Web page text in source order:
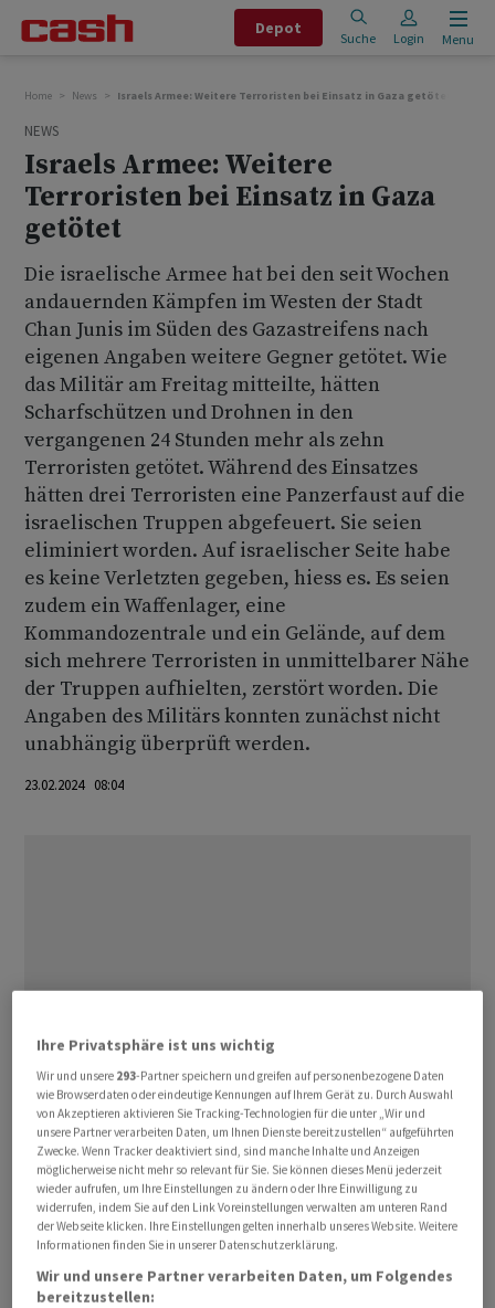
Depot
Suche Login Menu
Home News Israels Armee: Weitere Terroristen bei Einsatz in Gaza getötet
NEWS
Israels Armee: Weitere
Terroristen bei Einsatz in Gaza
getötet
Die israelische Armee hat bei den seit Wochen
andauernden Kämpfen im Westen der Stadt
Chan Junis im Süden des Gazastreifens nach
eigenen Angaben weitere Gegner getötet. Wie
das Militär am Freitag mitteilte, hätten
Scharfschützen und Drohnen in den
vergangenen 24 Stunden mehr als zehn
Terroristen getötet. Während des Einsatzes
hätten drei Terroristen eine Panzerfaust auf die
israelischen Truppen abgefeuert. Sie seien
eliminiert worden. Auf israelischer Seite habe
es keine Verletzten gegeben, hiess es. Es seien
zudem ein Waffenlager, eine
Kommandozentrale und ein Gelände, auf dem
sich mehrere Terroristen in unmittelbarer Nähe
der Truppen aufhielten, zerstört worden. Die
Angaben des Militärs konnten zunächst nicht
unabhängig überprüft werden.
23.02.2024 08:04
Auch im Norden sowie im Zentrum des abgeriegelten
Küstenstreifens seien mehrere Terroristen getötet und
Waffenlager gefunden worden, hiess es weiter. Zudem
hätten die Truppen weitere Tunnelschächte freigelegt.
Ihre Privatsphäre ist uns wichtig
Wir und unsere 293-Partner speichern und greifen auf personenbezogene Daten
wie Browserdaten oder eindeutige Kennungen auf Ihrem Gerät zu. Durch Auswahl
von Akzeptieren aktivieren Sie Tracking-Technologien für die unter „Wir und
unsere Partner verarbeiten Daten, um Ihnen Dienste bereitzustellen“ aufgeführten
Zwecke. Wenn Tracker deaktiviert sind, sind manche Inhalte und Anzeigen
möglicherweise nicht mehr so relevant für Sie. Sie können dieses Menü jederzeit
wieder aufrufen, um Ihre Einstellungen zu ändern oder Ihre Einwilligung zu
widerrufen, indem Sie auf den Link Voreinstellungen verwalten am unteren Rand
der Webseite klicken. Ihre Einstellungen gelten innerhalb unseres Website. Weitere
Informationen finden Sie in unserer Datenschutzerklärung.
Wir und unsere Partner verarbeiten Daten, um Folgendes
bereitzustellen: